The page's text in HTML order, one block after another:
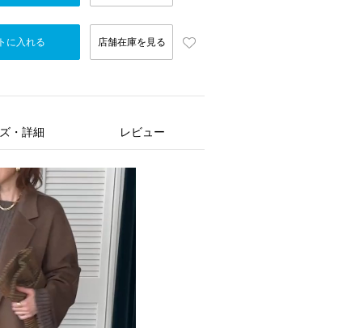
に入れる 店舗在庫を見る
・詳細 レビュー